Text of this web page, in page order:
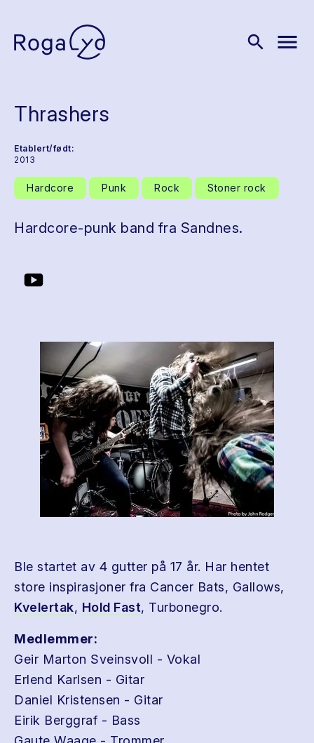
search menu
Thrashers
Etablert/født:
2013
Hardcore Punk Rock Stoner rock
Hardcore-punk band fra Sandnes.
Ble startet av 4 gutter på 17 år. Har hentet
store inspirasjoner fra Cancer Bats, Gallows,
Kvelertak, Hold Fast, Turbonegro.
Medlemmer:
Geir Marton Sveinsvoll - Vokal
Erlend Karlsen - Gitar
Daniel Kristensen - Gitar
Eirik Berggraf - Bass